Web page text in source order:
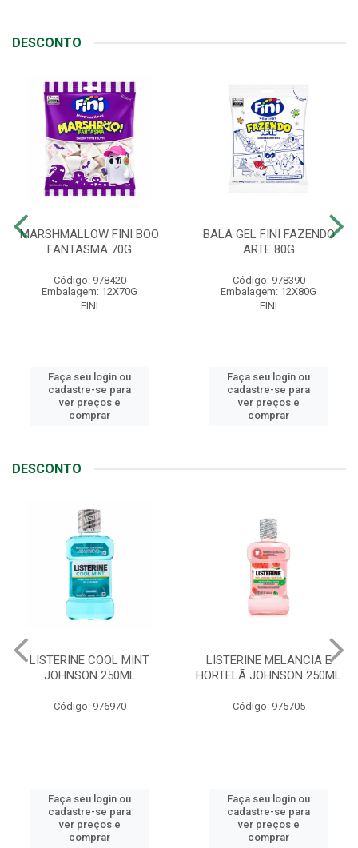
DESCONTO
MARSHMALLOW FINI BOO
FANTASMA 70G
Código: 978420
Embalagem: 12X70G
FINI
Faça seu login ou
cadastre-se para
ver preços e
comprar
BALA GEL FINI FAZENDO
ARTE 80G
Código: 978390
Embalagem: 12X80G
FINI
Faça seu login ou
cadastre-se para
ver preços e
comprar
DESCONTO
LISTERINE COOL MINT
JOHNSON 250ML
Código: 976970
Faça seu login ou
cadastre-se para
ver preços e
comprar
LISTERINE MELANCIA E
HORTELÃ JOHNSON 250ML
Código: 975705
Faça seu login ou
cadastre-se para
ver preços e
comprar